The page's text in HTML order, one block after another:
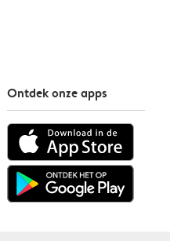
Ontdek onze apps